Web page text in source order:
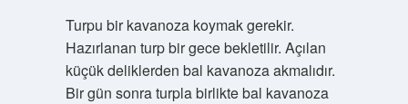
Turpu bir kavanoza koymak gerekir.
Hazırlanan turp bir gece bekletilir. Açılan
küçük deliklerden bal kavanoza akmalıdır.
Bir gün sonra turpla birlikte bal kavanoza